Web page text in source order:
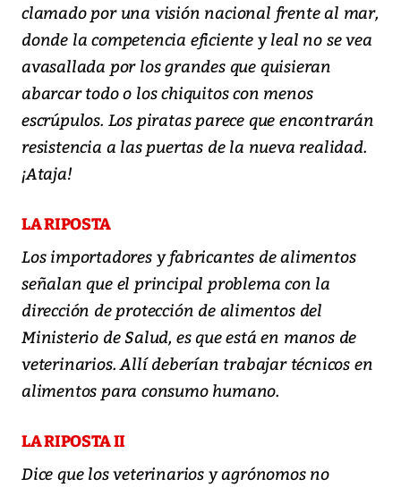
clamado por una visión nacional frente al mar,
donde la competencia eficiente y leal no se vea
avasallada por los grandes que quisieran
abarcar todo o los chiquitos con menos
escrúpulos. Los piratas parece que encontrarán
resistencia a las puertas de la nueva realidad.
¡Ataja!
LA RIPOSTA
Los importadores y fabricantes de alimentos
señalan que el principal problema con la
dirección de protección de alimentos del
Ministerio de Salud, es que está en manos de
veterinarios. Allí deberían trabajar técnicos en
alimentos para consumo humano.
LA RIPOSTA II
Dice que los veterinarios y agrónomos no